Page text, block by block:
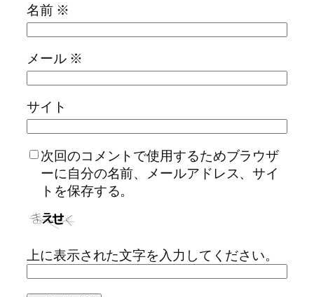
名前 ※
メール ※
サイト
次回のコメントで使用するためブラウザ
ーに自分の名前、メールアドレス、サイ
トを保存する。
上に表示された文字を入力してください。